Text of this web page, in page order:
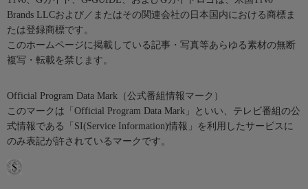
Brands LLCおよび／またはその関連会社の日本国内における商標ま
たは登録商標です。
このホームページに掲載している記事・写真等あらゆる素材の無断
複写・転載を禁じます。
Official Program Data Mark（公式番組情報マーク）
このマークは「Official Program Data Mark」といい、テレビ番組の公
式情報である「SI(Service Information)情報」を利用したサービスに
のみ表記が許されているマークです。